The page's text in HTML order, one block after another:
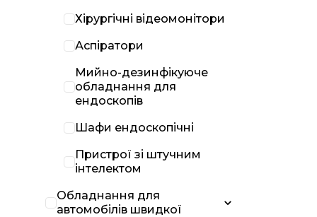
Хірургічні відеомонітори
Аспіратори
Мийно-дезинфікуюче
обладнання для
ендоскопів
Шафи ендоскопічні
Пристрої зі штучним
інтелектом
Обладнання для
автомобілів швидкої